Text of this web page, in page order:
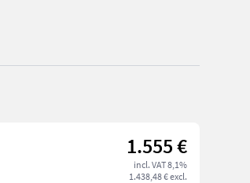
1.555 €
incl. VAT 8,1%
1.438,48 € excl.